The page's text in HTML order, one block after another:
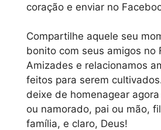
coração e enviar no
Compartilhe aquele seu
bonito com seus amigos no
Amizades e relacionamos
feitos para serem
deixe de homenagear
ou namorado, pai ou mão,
família, e claro, Deus!